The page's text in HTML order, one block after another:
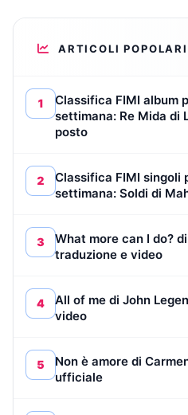
ARTICOLI POPOLARI
1
Classifica FIMI album
settimana: Re Mida di
posto
2
Classifica FIMI singoli
settimana: Soldi di
3
What more can I do?
traduzione e video
4
All of me di John
video
5
Non è amore di
ufficiale